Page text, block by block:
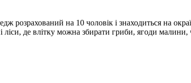
на 10 чоловік і знаходиться на
ліси, де влітку можна збирати гриби, ягоди малини,